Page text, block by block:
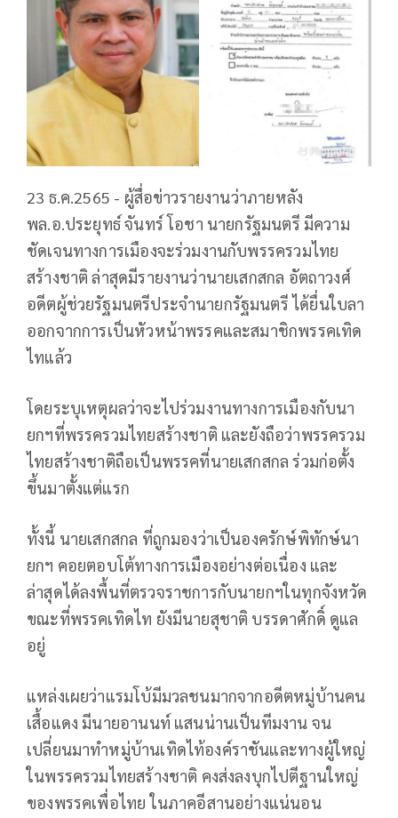
23 ธ.ค.2565 - ผู้สื่อข่าวรายงานว่าภายหลัง
พล.อ.ประยุทธ์ จันทร์ โอชา นายกรัฐมนตรี มีความ
ชัดเจนทางการเมืองจะร่วมงานกับพรรครวมไทย
สร้างชาติ ล่าสุดมีรายงานว่านายเสกสกล อัตถาวงศ์
อดีตผู้ช่วยรัฐมนตรีประจำนายกรัฐมนตรี ได้ยื่นใบลา
ออกจากการเป็นหัวหน้าพรรคและสมาชิกพรรคเทิด
ไทแล้ว
โดยระบุเหตุผลว่าจะไปร่วมงานทางการเมืองกับนา
ยกฯที่พรรครวมไทยสร้างชาติ และยังถือว่าพรรครวม
ไทยสร้างชาติถือเป็นพรรคที่นายเสกสกล ร่วมก่อตั้ง
ขึ้นมาตั้งแต่แรก
ทั้งนี้ นายเสกสกล ที่ถูกมองว่าเป็นองครักษ์พิทักษ์นา
ยกฯ คอยตอบโต้ทางการเมืองอย่างต่อเนื่อง และ
ล่าสุดได้ลงพื้นที่ตรวจราชการกับนายกฯในทุกจังหวัด
ขณะที่พรรคเทิดไท ยังมีนายสุชาติ บรรดาศักดิ์ ดูแล
อยู่
แหล่งเผยว่าแรมโบ้มีมวลชนมากจากอดีตหมู่บ้านคน
เสื้อแดง มีนายอานนท์ แสนน่านเป็นทีมงาน จน
เปลี่ยนมาทำหมู่บ้านเทิดไท้องค์ราชันและทางผู้ใหญ่
ในพรรครวมไทยสร้างชาติ คงส่งลงบุกไปตีฐานใหญ่
ของพรรคเพื่อไทย ในภาคอีสานอย่างแน่นอน